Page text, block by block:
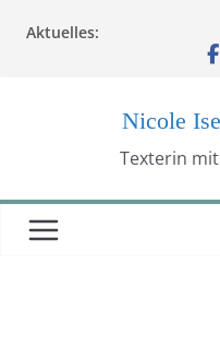
Inhalt
Aktuelles:
Nicole
Texterin